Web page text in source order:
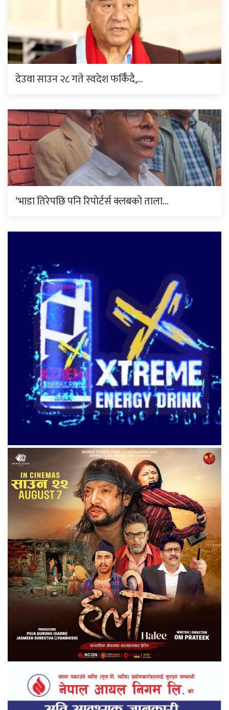
देउवा साउन २८ गते स्वदेश फर्किँदै,…
‘भाडा तिरेपछि पनि रिपोर्टर्स क्लबको ताला…